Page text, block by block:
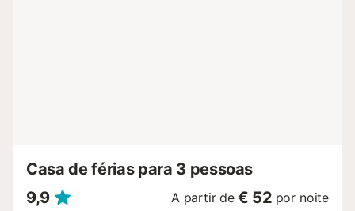
Casa de férias para 3 pessoas
9,9
A partir de € 52 por noite